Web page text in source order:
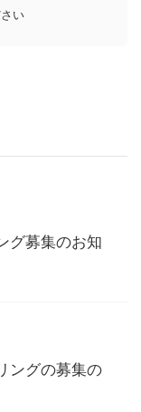
い
グ募集のお知
ングの募集の